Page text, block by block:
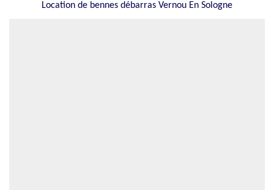
Location de bennes débarras Vernou En Sologne